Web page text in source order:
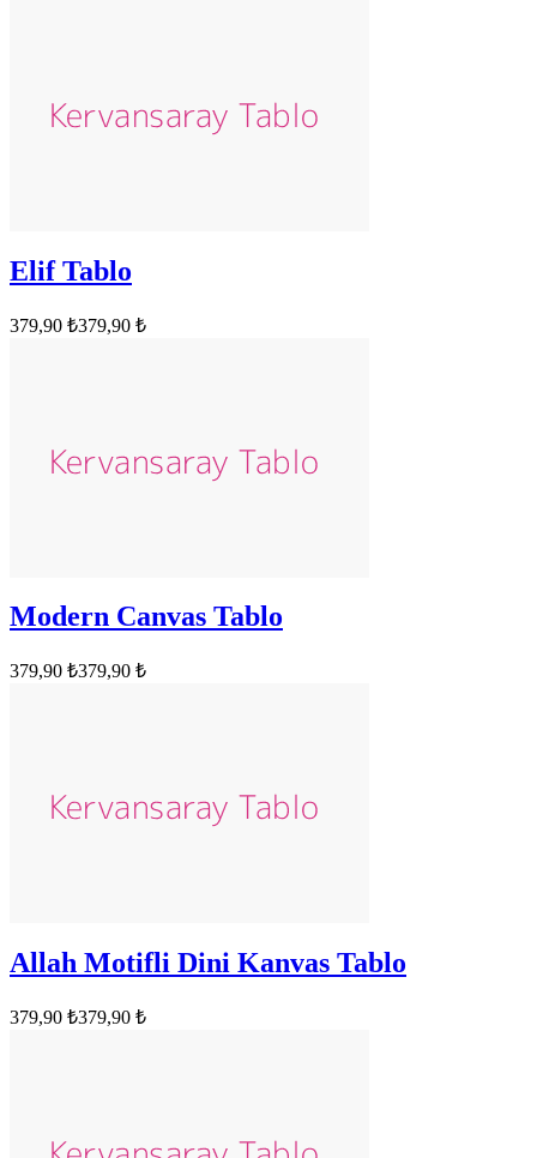
Elif Tablo
379,90 ₺379,90 ₺
Modern Canvas Tablo
379,90 ₺379,90 ₺
Allah Motifli Dini Kanvas Tablo
379,90 ₺379,90 ₺